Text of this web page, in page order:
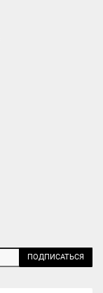
ПОДПИСАТЬСЯ